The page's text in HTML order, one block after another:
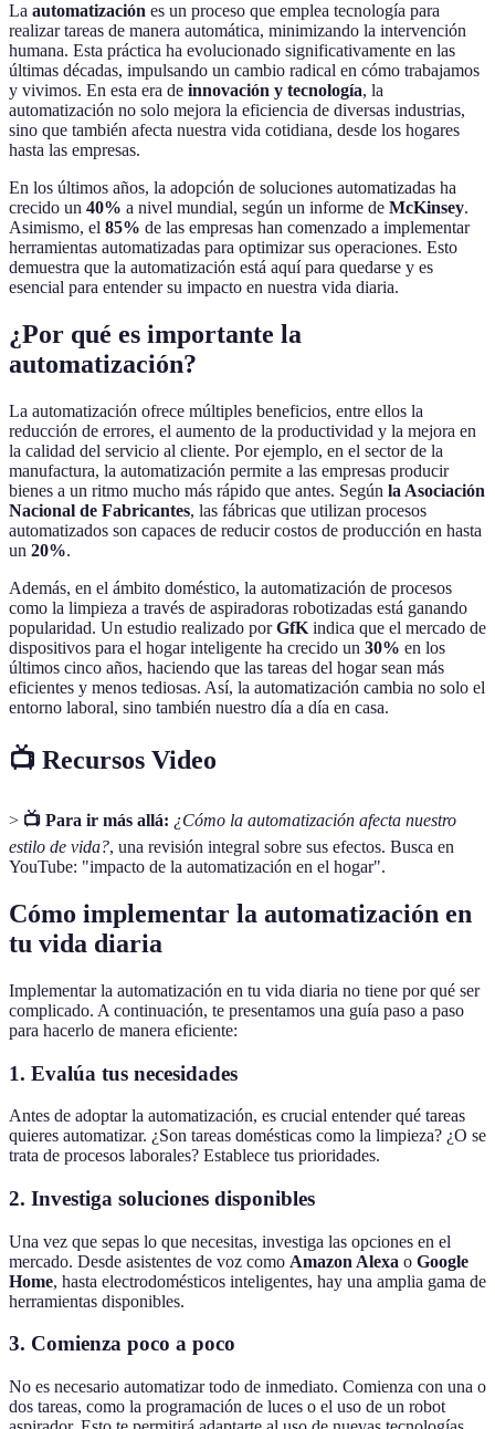
La automatización es un proceso que emplea tecnología para
realizar tareas de manera automática, minimizando la intervención
humana. Esta práctica ha evolucionado significativamente en las
últimas décadas, impulsando un cambio radical en cómo trabajamos
y vivimos. En esta era de innovación y tecnología, la
automatización no solo mejora la eficiencia de diversas industrias,
sino que también afecta nuestra vida cotidiana, desde los hogares
hasta las empresas.
En los últimos años, la adopción de soluciones automatizadas ha
crecido un 40% a nivel mundial, según un informe de McKinsey.
Asimismo, el 85% de las empresas han comenzado a implementar
herramientas automatizadas para optimizar sus operaciones. Esto
demuestra que la automatización está aquí para quedarse y es
esencial para entender su impacto en nuestra vida diaria.
¿Por qué es importante la
automatización?
La automatización ofrece múltiples beneficios, entre ellos la
reducción de errores, el aumento de la productividad y la mejora en
la calidad del servicio al cliente. Por ejemplo, en el sector de la
manufactura, la automatización permite a las empresas producir
bienes a un ritmo mucho más rápido que antes. Según la Asociación
Nacional de Fabricantes, las fábricas que utilizan procesos
automatizados son capaces de reducir costos de producción en hasta
un 20%.
Además, en el ámbito doméstico, la automatización de procesos
como la limpieza a través de aspiradoras robotizadas está ganando
popularidad. Un estudio realizado porGfK indica que el mercado de
dispositivos para el hogar inteligente ha crecido un 30% en los
últimos cinco años, haciendo que las tareas del hogar sean más
eficientes y menos tediosas. Así, la automatización cambia no solo el
entorno laboral, sino también nuestro día a día en casa.
📺 Recursos Video
> 📺 Para ir más allá: ¿Cómo la automatización afecta nuestro
estilo de vida?, una revisión integral sobre sus efectos. Busca en
YouTube: "impacto de la automatización en el hogar".
Cómo implementar la automatización en
tu vida diaria
Implementar la automatización en tu vida diaria no tiene por qué ser
complicado. A continuación, te presentamos una guía paso a paso
para hacerlo de manera eficiente:
1. Evalúa tus necesidades
Antes de adoptar la automatización, es crucial entender qué tareas
quieres automatizar. ¿Son tareas domésticas como la limpieza? ¿O se
trata de procesos laborales? Establece tus prioridades.
2. Investiga soluciones disponibles
Una vez que sepas lo que necesitas, investiga las opciones en el
mercado. Desde asistentes de voz como Amazon Alexa o Google
Home, hasta electrodomésticos inteligentes, hay una amplia gama de
herramientas disponibles.
3. Comienza poco a poco
No es necesario automatizar todo de inmediato. Comienza con una o
dos tareas, como la programación de luces o el uso de un robot